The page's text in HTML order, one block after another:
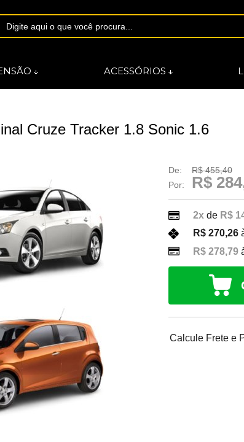
ACESSÓRIOS
Cruze Tracker 1.8 Sonic 1.6
De:
R$ 455,40
Por:
R$
2x de R$
R$ 270,26
R$ 278,79
Calcule Frete e